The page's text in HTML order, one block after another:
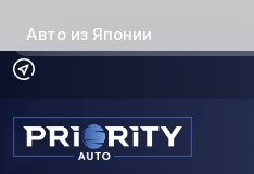
Авто из Японии